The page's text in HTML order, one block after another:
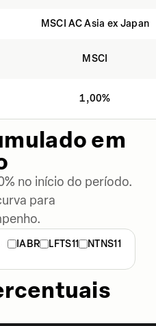
MSCI AC Asia ex Japan
MSCI
1,00%
em
no início do período.
para
IABR LFTS11
NTNS11